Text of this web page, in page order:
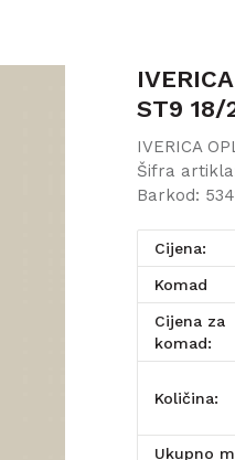
ST9 18/
IVERICA
Šifra
Barkod:
Cijena:
komad
Cijena za
komad:
Količina:
Ukupno